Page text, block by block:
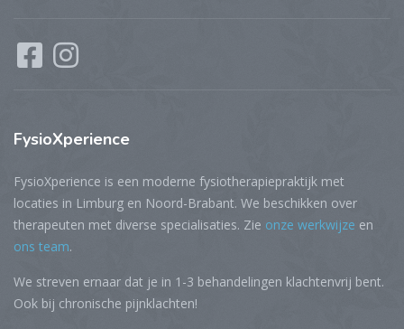
FysioXperience
FysioXperience is een moderne fysiotherapiepraktijk met
locaties in Limburg en Noord-Brabant. We beschikken over
therapeuten met diverse specialisaties. Zie onze werkwijze en
ons team.
We streven ernaar dat je in 1-3 behandelingen klachtenvrij bent.
Ook bij chronische pijnklachten!